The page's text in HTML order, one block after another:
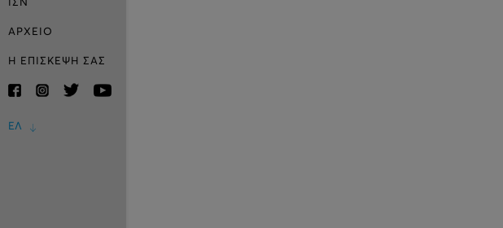
ΙΣΝ
ΑΡΧΕΙΟ
Η ΕΠΙΣΚΕΨΗ ΣΑΣ
ΕΛ